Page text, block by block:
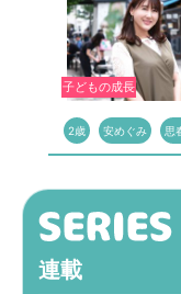
子どもの成長
2歳 安めぐみ 思
連載